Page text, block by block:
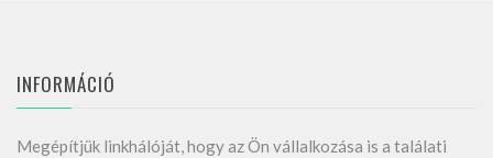
INFORMÁCIÓ
Megépítjük linkhálóját, hogy az Ön vállalkozása is a találati